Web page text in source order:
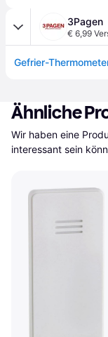
3Pagen
€ 6,99
Gefrier-
Ähnliche
Wir haben eine
interessant sein